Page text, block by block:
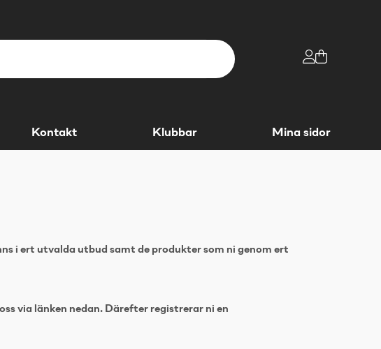
Kontakt Klubbar Mina sidor
i ert utvalda utbud samt de produkter som ni genom ert
via länken nedan. Därefter registrerar ni en